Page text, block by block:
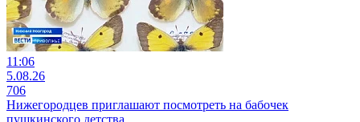
11:06
5.08.26
706
Нижегородцев приглашают посмотреть на бабочек
пушкинского детства